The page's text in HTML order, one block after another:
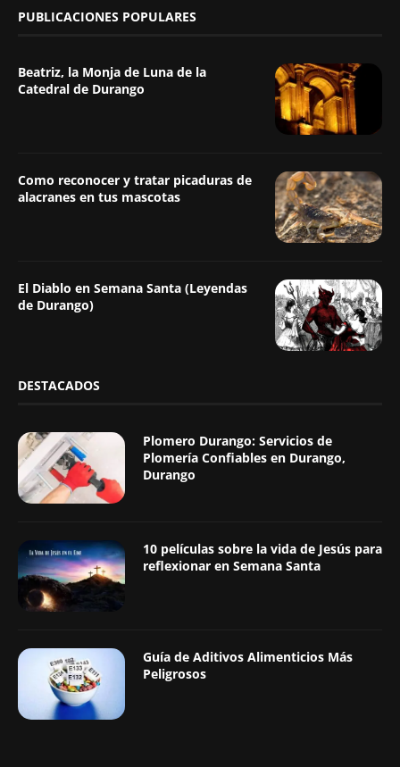
PUBLICACIONES POPULARES
Beatriz, la Monja de Luna de la
Catedral de Durango
Como reconocer y tratar picaduras de
alacranes en tus mascotas
El Diablo en Semana Santa (Leyendas
de Durango)
DESTACADOS
Plomero Durango: Servicios de
Plomería Confiables en Durango,
Durango
10 películas sobre la vida de Jesús para
reflexionar en Semana Santa
Guía de Aditivos Alimenticios Más
Peligrosos